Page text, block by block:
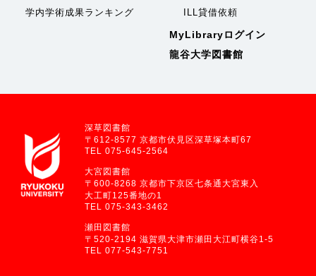
学内学術成果ランキング
ILL貸借依頼
MyLibraryログイン
龍谷大学図書館
深草図書館
〒612-8577 京都市伏見区深草塚本町67
TEL 075-645-2564
大宮図書館
〒600-8268 京都市下京区七条通大宮東入
大工町125番地の1
TEL 075-343-3462
瀬田図書館
〒520-2194 滋賀県大津市瀬田大江町横谷1-5
TEL 077-543-7751